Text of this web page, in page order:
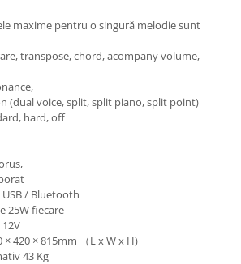
maxime pentru o singură melodie sunt
transpose, chord, acompany volume,
(dual voice, split, split piano, split point)
hard, off
/ Bluetooth
25W fiecare
420 × 815mm （L x W x H)
43 Kg